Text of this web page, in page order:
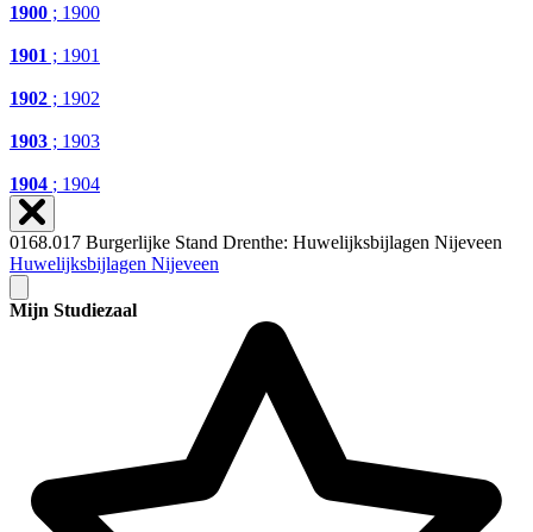
1900 ; 1900
1901 ; 1901
1902 ; 1902
1903 ; 1903
1904 ; 1904
0168.017 Burgerlijke Stand Drenthe: Huwelijksbijlagen Nijeveen
Huwelijksbijlagen Nijeveen
Mijn Studiezaal